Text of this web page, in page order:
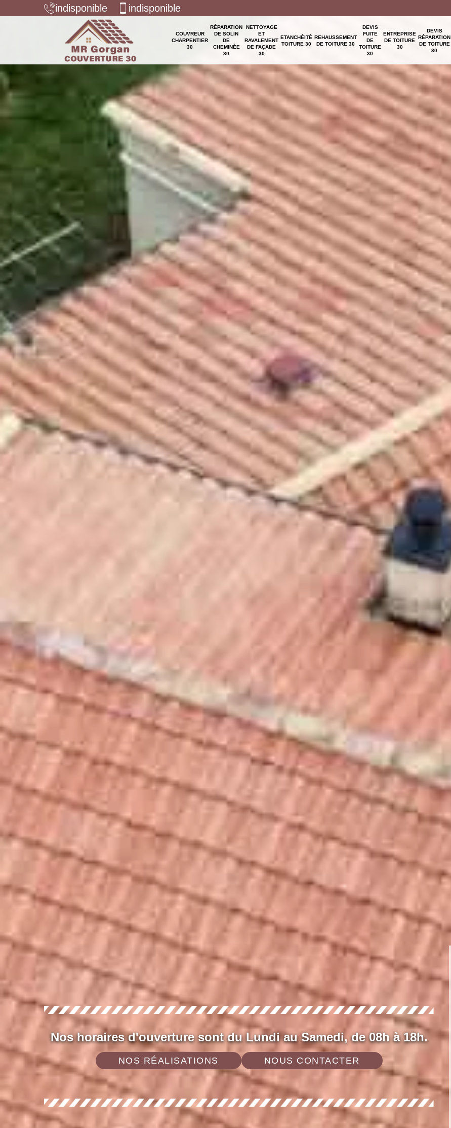
indisponible indisponible
COUVREUR
CHARPENTIER
30
RÉPARATION
DE SOLIN
DE
CHEMINÉE
30
NETTOYAGE
ET
RAVALEMENT
DE FAÇADE
30
ETANCHÉITÉ
TOITURE 30
REHAUSSEMENT
DE TOITURE 30
DEVIS
FUITE
DE
TOITURE
30
ENTREPRISE
DE TOITURE
30
DEVIS
RÉPARATION
DE TOITURE
30
Nos horaires d'ouverture sont du Lundi au Samedi, de 08h à 18h.
NOS RÉALISATIONS NOUS CONTACTER